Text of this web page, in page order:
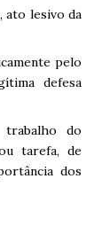
ato lesivo da
pelo
defesa
do
tarefa, de
dos